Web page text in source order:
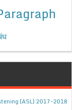
(ASL) 2017-2018